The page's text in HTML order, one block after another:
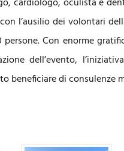
l’ausilio dei volontari
Con enorme
dell’evento,
beneficiare di consulenze